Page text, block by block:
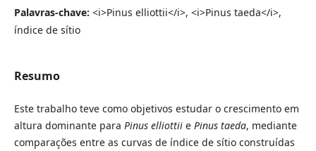
Palavras-chave: <i>Pinus elliottii</i>, <i>Pinus taeda</i>,
índice de sítio
Resumo
Este trabalho teve como objetivos estudar o crescimento em
altura dominante para Pinus elliottiie Pinus taeda, mediante
comparações entre as curvas de índice de sítio construídas